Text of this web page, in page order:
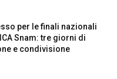
per le finali nazionali
Snam: tre giorni di
e condivisione